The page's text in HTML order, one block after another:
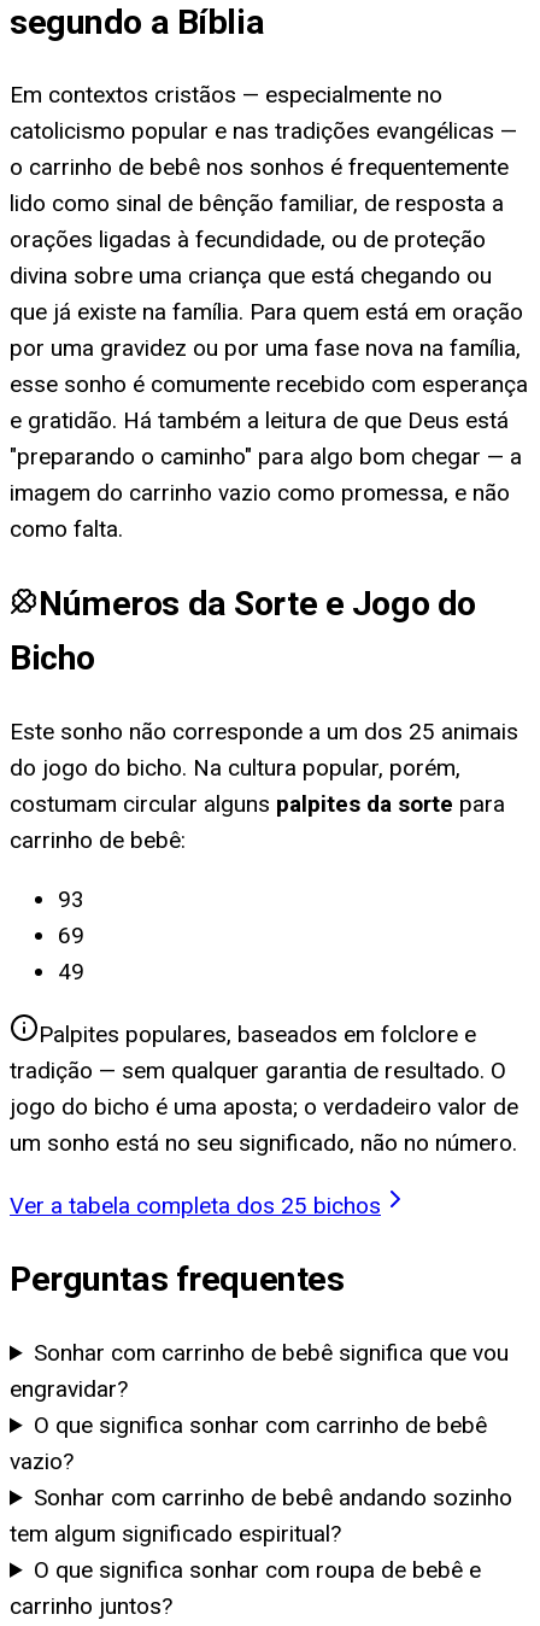
segundo a Bíblia
Em contextos cristãos — especialmente no
catolicismo popular e nas tradições evangélicas —
o carrinho de bebê nos sonhos é frequentemente
lido como sinal de bênção familiar, de resposta a
orações ligadas à fecundidade, ou de proteção
divina sobre uma criança que está chegando ou
que já existe na família. Para quem está em oração
por uma gravidez ou por uma fase nova na família,
esse sonho é comumente recebido com esperança
e gratidão. Há também a leitura de que Deus está
"preparando o caminho" para algo bom chegar — a
imagem do carrinho vazio como promessa, e não
como falta.
Números da Sorte e Jogo do
Bicho
Este sonho não corresponde a um dos 25 animais
do jogo do bicho. Na cultura popular, porém,
costumam circular alguns palpites da sorte para
carrinho de bebê:
93
69
49
Palpites populares, baseados em folclore e
tradição — sem qualquer garantia de resultado. O
jogo do bicho é uma aposta; o verdadeiro valor de
um sonho está no seu significado, não no número.
Ver a tabela completa dos 25 bichos
Perguntas frequentes
Sonhar com carrinho de bebê significa que vou
engravidar?
O que significa sonhar com carrinho de bebê
vazio?
Sonhar com carrinho de bebê andando sozinho
tem algum significado espiritual?
O que significa sonhar com roupa de bebê e
carrinho juntos?